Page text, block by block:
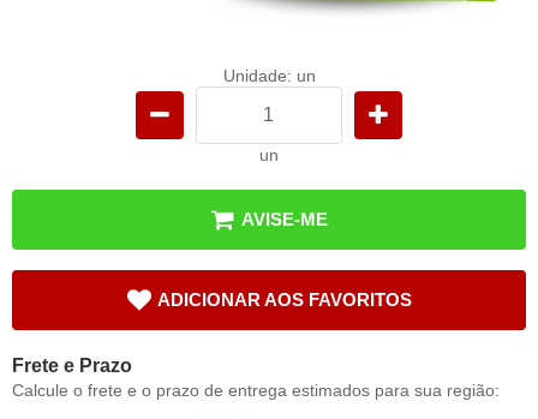
Unidade: un
un
AVISE-ME
ADICIONAR AOS FAVORITOS
Frete e Prazo
Calcule o frete e o prazo de entrega estimados para sua região: